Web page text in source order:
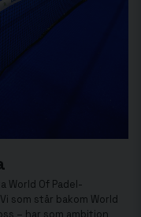
World Of Padel-
som står bakom World
– har som ambition